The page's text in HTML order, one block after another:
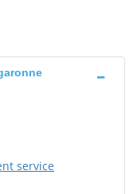
service